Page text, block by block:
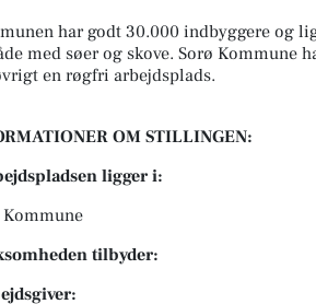
har godt 30.000 indbyggere og
med søer og skove. Sorø Kommune
en røgfri arbejdsplads.
OM STILLINGEN:
ligger i:
Kommune
tilbyder: